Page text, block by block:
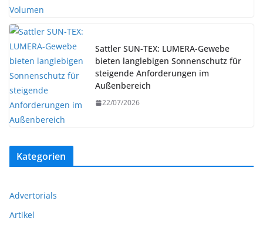
Sattler SUN-TEX: LUMERA-Gewebe
bieten langlebigen Sonnenschutz für
steigende Anforderungen im
Außenbereich
22/07/2026
Kategorien
Advertorials
Artikel